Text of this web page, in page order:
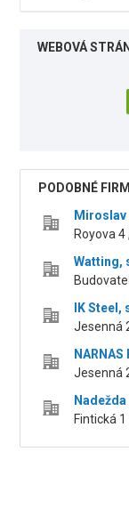
WEBOVÁ
PODOBNÉ
Miroslav
Royova 4
Watting,
IK Steel,
Jesenná
Jesenná
Fintická